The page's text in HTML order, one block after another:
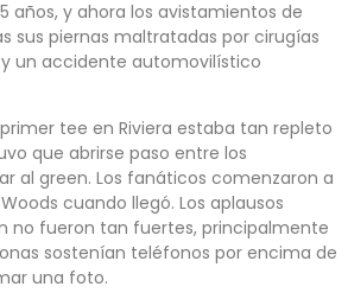
años, y ahora los avistamientos de
sus piernas maltratadas por cirugías
un accidente automovilístico
tee en Riviera estaba tan repleto
que abrirse paso entre los
al green. Los fanáticos comenzaron a
cuando llegó. Los aplausos
no fueron tan fuertes, principalmente
sostenían teléfonos por encima de
una foto.